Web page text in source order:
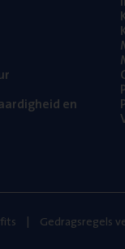
en
Gedragsregels